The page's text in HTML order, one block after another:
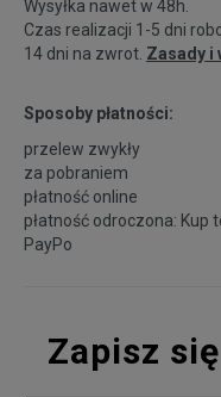
Wysyłka nawet w 48h.
Czas realizacji 1-5 dni
14 dni na zwrot. Zasady i
Sposoby płatności:
przelew zwykły
za pobraniem
płatność online
płatność odroczona: Kup
PayPo
Zapisz